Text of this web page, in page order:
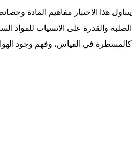
يتناول هذا الاختبار مفاهيم المادة
الصلبة والقدرة على الانسياب للمواد
كالمسطرة في القياس، وفهم وجود